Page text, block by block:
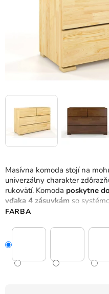
Masívna komoda stojí na
univerzálny charakter
rukovätí. Komoda poskytne
vďaka 4 zásuvkám so
FARBA